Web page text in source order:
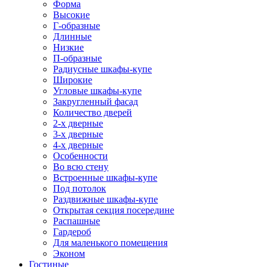
Форма
Высокие
Г-образные
Длинные
Низкие
П-образные
Радиусные шкафы-купе
Широкие
Угловые шкафы-купе
Закругленный фасад
Количество дверей
2-х дверные
3-х дверные
4-х дверные
Особенности
Во всю стену
Встроенные шкафы-купе
Под потолок
Раздвижные шкафы-купе
Открытая секция посередине
Распашные
Гардероб
Для маленького помещения
Эконом
Гостиные